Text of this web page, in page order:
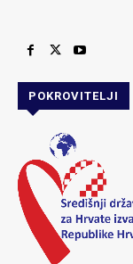
POKROVITELJI